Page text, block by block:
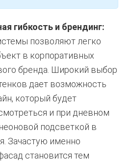
гибкость и брендинг:
позволяют легко
в корпоративных
бренда. Широкий выбор
дает возможность
который будет
и при дневном
подсветкой в
Зачастую именно
становится тем